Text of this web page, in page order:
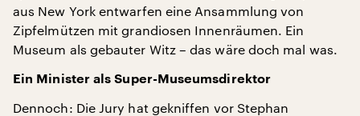
aus New York entwarfen eine Ansammlung von
Zipfelmützen mit grandiosen Innenräumen. Ein
Museum als gebauter Witz – das wäre doch mal was.
Ein Minister als Super-Museumsdirektor
Dennoch: Die Jury hat gekniffen vor Stephan